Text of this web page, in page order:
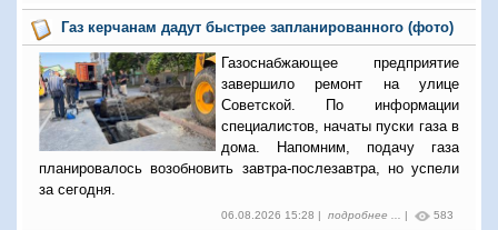
Газ керчанам дадут быстрее запланированного (фото)
Газоснабжающее предприятие
завершило ремонт на улице
Советской. По информации
специалистов, начаты пуски газа в
дома. Напомним, подачу газа
планировалось возобновить завтра-послезавтра, но успели
за сегодня.
06.08.2026 15:28 | подробнее ... | 583